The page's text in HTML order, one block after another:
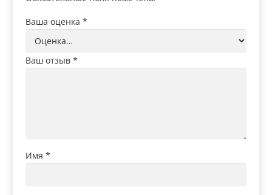
Ваша оценка *
Ваш отзыв *
Имя *